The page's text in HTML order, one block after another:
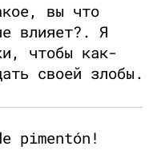
вы что
влияет?. Я
чтобы как-
своей злобы.
pimentón!